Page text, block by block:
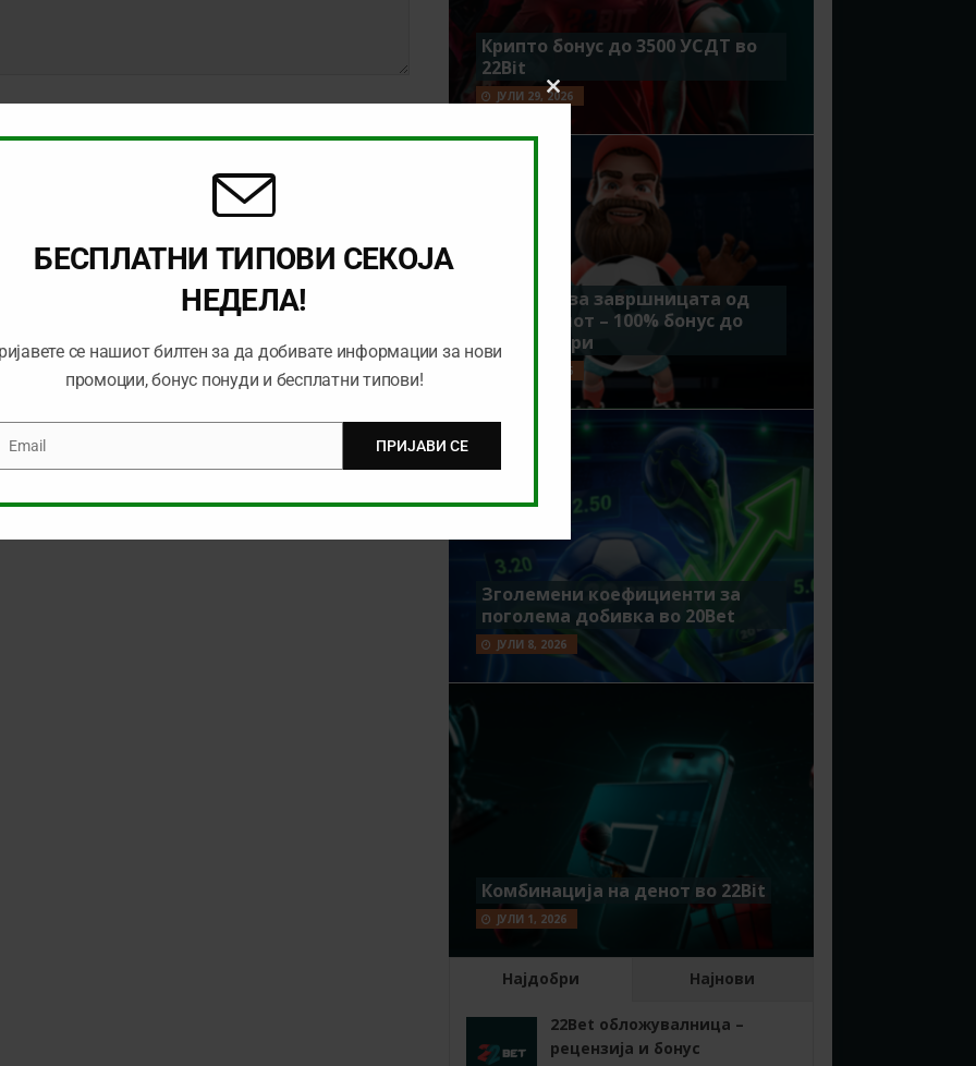
for the next time I comment.
Крипто бонус до 3500 УСДТ во
22Bit
ЈУЛИ 29, 2026
Идеално за завршницата од
Мундијалот – 100% бонус до
7500 денари
ЈУЛИ 15, 2026
Зголемени коефициенти за
поголема добивка во 20Bet
ЈУЛИ 8, 2026
Комбинација на денот во 22Bit
ЈУЛИ 1, 2026
Најдобри Најнови
22Bet обложувалница –
рецензија и бонус
Close
module
БЕСПЛАТНИ ТИПОВИ СЕКОЈА
НЕДЕЛА!
се нашиот билтен за да добивате информации за нови
промоции, бонус понуди и бесплатни типови!
Email ПРИЈАВИ СЕ